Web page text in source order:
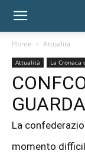
Home Attualità
Attualità La Cronaca
La
momento